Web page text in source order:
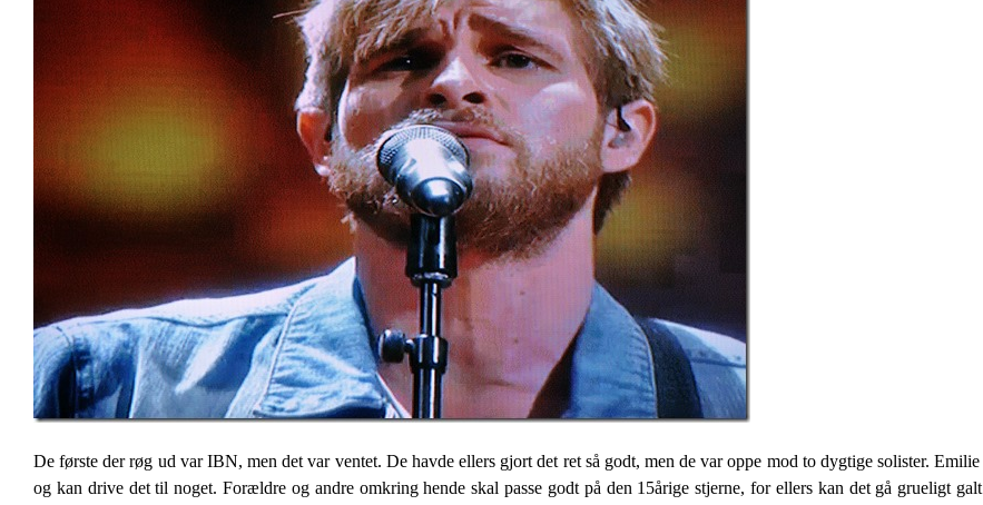
De første der røg ud var IBN, men det var ventet. De havde ellers gjort det ret så godt, men de var oppe mod to dygtige solister.
og kan drive det til noget. Forældre og andre omkring hende skal passe godt på den 15årige stjerne, for ellers kan det gå grueligt